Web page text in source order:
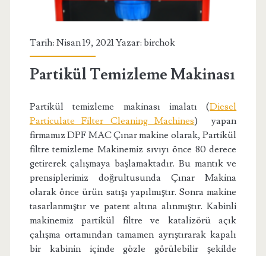
Tarih: Nisan 19, 2021 Yazar: birchok
Partikül Temizleme Makinası
Partikül temizleme makinası imalatı (Diesel
Particulate Filter Cleaning Machines) yapan
firmamız DPF MAC Çınar makine olarak, Partikül
filtre temizleme Makinemiz sıvıyı önce 80 derece
getirerek çalışmaya başlamaktadır. Bu mantık ve
prensiplerimiz doğrultusunda Çınar Makina
olarak önce ürün satışı yapılmıştır. Sonra makine
tasarlanmıştır ve patent altına alınmıştır. Kabinli
makinemiz partikül filtre ve katalizörü açık
çalışma ortamından tamamen ayrıştırarak kapalı
bir kabinin içinde gözle görülebilir şekilde